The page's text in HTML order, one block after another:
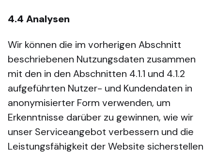
4.4 Analysen
Wir können die im vorherigen Abschnitt
beschriebenen Nutzungsdaten zusammen
mit den in den Abschnitten 4.1.1 und 4.1.2
aufgeführten Nutzer- und Kundendaten in
anonymisierter Form verwenden, um
Erkenntnisse darüber zu gewinnen, wie wir
unser Serviceangebot verbessern und die
Leistungsfähigkeit der Website sicherstellen